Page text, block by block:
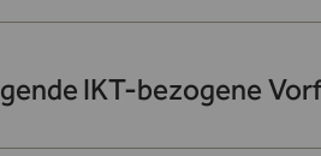
IKT-bezogene